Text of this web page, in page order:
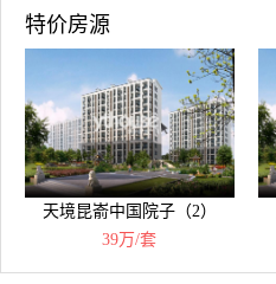
特价房源
天境昆嵛中国院子（2）
39万/套